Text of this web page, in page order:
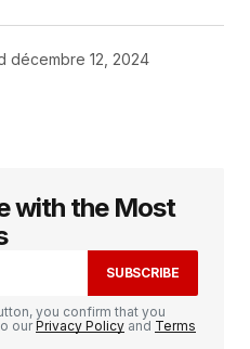
décembre 12, 2024
sera pas publiée. Les
indiqués avec
with the Most
SUBSCRIBE
you confirm that you
ourPrivacy Policy and Terms